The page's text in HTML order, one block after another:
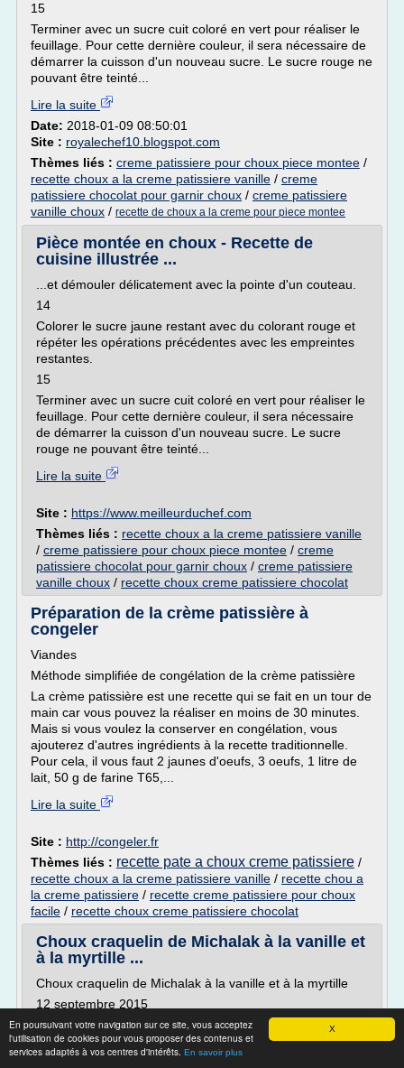
X
En poursuivant votre navigation sur ce site, vous acceptez
l'utilisation de cookies pour vous proposer des contenus et
services adaptés à vos centres d'intérêts. En savoir plus
15
Terminer avec un sucre cuit coloré en vert pour réaliser le
feuillage. Pour cette dernière couleur, il sera nécessaire de
démarrer la cuisson d'un nouveau sucre. Le sucre rouge ne
pouvant être teinté...
Lire la suite
Date: 2018-01-09 08:50:01
Site : royalechef10.blogspot.com
Thèmes liés : creme patissiere pour choux piece montee /
recette choux a la creme patissiere vanille / creme
patissiere chocolat pour garnir choux / creme patissiere
vanille choux / recette de choux a la creme pour piece montee
Pièce montée en choux - Recette de
cuisine illustrée ...
...et démouler délicatement avec la pointe d'un couteau.
14
Colorer le sucre jaune restant avec du colorant rouge et
répéter les opérations précédentes avec les empreintes
restantes.
15
Terminer avec un sucre cuit coloré en vert pour réaliser le
feuillage. Pour cette dernière couleur, il sera nécessaire
de démarrer la cuisson d'un nouveau sucre. Le sucre
rouge ne pouvant être teinté...
Lire la suite
Site : https://www.meilleurduchef.com
Thèmes liés : recette choux a la creme patissiere vanille
/ creme patissiere pour choux piece montee / creme
patissiere chocolat pour garnir choux / creme patissiere
vanille choux / recette choux creme patissiere chocolat
Préparation de la crème patissière à
congeler
Viandes
Méthode simplifiée de congélation de la crème patissière
La crème patissière est une recette qui se fait en un tour de
main car vous pouvez la réaliser en moins de 30 minutes.
Mais si vous voulez la conserver en congélation, vous
ajouterez d'autres ingrédients à la recette traditionnelle.
Pour cela, il vous faut 2 jaunes d'oeufs, 3 oeufs, 1 litre de
lait, 50 g de farine T65,...
Lire la suite
Site : http://congeler.fr
Thèmes liés : recette pate a choux creme patissiere /
recette choux a la creme patissiere vanille / recette chou a
la creme patissiere / recette creme patissiere pour choux
facile / recette choux creme patissiere chocolat
Choux craquelin de Michalak à la vanille et
à la myrtille ...
Choux craquelin de Michalak à la vanille et à la myrtille
12 septembre 2015
Ce soir je vais vous parler d'une recette et pas n'importe
laquelle car il s'agit de la recette de choux craquelin de
Michalak qu'il nous dévoile dans un de ses livres pour